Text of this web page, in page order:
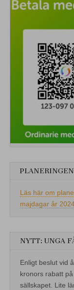
Läs här om
majdagar år
NYTT: UNGA
Enligt beslut vid
kronors rabatt
sällskapet. Lite